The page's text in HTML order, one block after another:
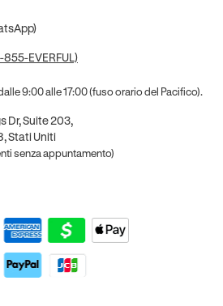
855-EVERFUL)
9:00 alle 17:00 (fuso orario del Pacifico).
Dr, Suite 203,
Stati Uniti
senza appuntamento)